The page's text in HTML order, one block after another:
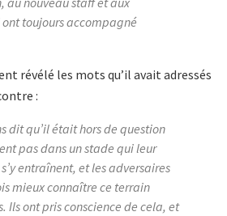
toujours accompagné
révélé les mots qu’il avait adressés
:
dit qu’il était hors de question
pas dans un stade qui leur
entraînent, et les adversaires
mieux connaître ce terrain
Ils ont pris conscience de cela, et